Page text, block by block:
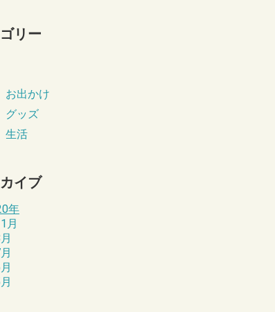
リー
お出かけ
グッズ
生活
イブ
年
月